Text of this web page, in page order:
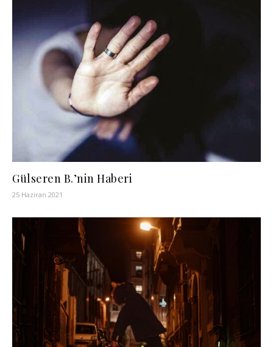
Gülseren B.’nin Haberi
25 Haziran 2021